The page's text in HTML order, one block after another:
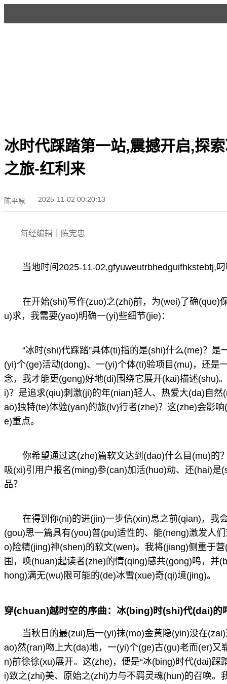
冰时代踩踏第一站,震撼开启,探
之旅-红利来
陈平原 2025-11-02 00:20:13
每经编辑｜陈宪忠
当地时间2025-11-02,gfyuweutrbhedguifhkstebtj,
在开始(shi)写作(zuo)之(zhi)前，为(wei)了确(que)
u)求，我需要(yao)明确一(yi)些细节(jie)：
“冰时(shi)代踩踏”具体(ti)指的是(shi)什么(me)？
(yi)个(ge)活动(dong)、一(yi)个体(ti)验项目(mu)，还是
念，我才能更(geng)好地(di)围绕它展开(kai)描述(shu)
i)？是追求(qiu)刺激(ji)的年(nian)轻人、热爱大(da)自
ao)独特(te)体验(yan)的旅(lv)行者(zhe)？这(zhe)会影
e)重点。
你希望通过这(zhe)篇软文达到(dao)什么目(mu)的
吸(xi)引用户报名(ming)参(can)加活(huo)动、还(hai)是
品？
在得到你(ni)的进(jin)一步信(xin)息之前(qian)，我
(gou)思一篇具有(you)普(pu)适性的、能(neng)激发人
o)险精(jing)神(shen)的软文(wen)。我将(jiang)侧重于
围，唤(huan)起读者(zhe)的情(qing)感共(gong)鸣，并
hong)满无(wu)限可能的(de)冰雪(xue)奇(qi)境(jing)。
穿(chuan)越时空的序曲：冰(bing)时(shi)代(dai)的
当秋日的最(zui)后一(yi)抹(mo)金黄隐(yin)没在
ao)然(ran)吻上大(da)地，一(yi)个(ge)古(gu)老而(er)
n)前徐徐(xu)展开。这(zhe)，便是“冰(bing)时代(dai)踩
i)致之(zhi)美、原始之(zhi)力与不羁灵魂(hun)的召唤。